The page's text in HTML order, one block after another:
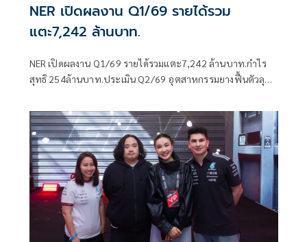
NER เปิดผลงาน Q1/69 รายได้รวม
แตะ7,242 ล้านบาท.
NER เปิดผลงาน Q1/69 รายได้รวมแตะ7,242 ล้านบาท.กำไร
สุทธิ 254ล้านบาท.ประเมิน Q2/69 อุตสาหกรรมยางฟื้นตัวลุย
ล้านบาท